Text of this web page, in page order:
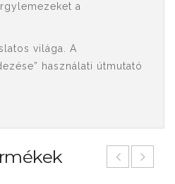
a
világa. A
használati útmutató